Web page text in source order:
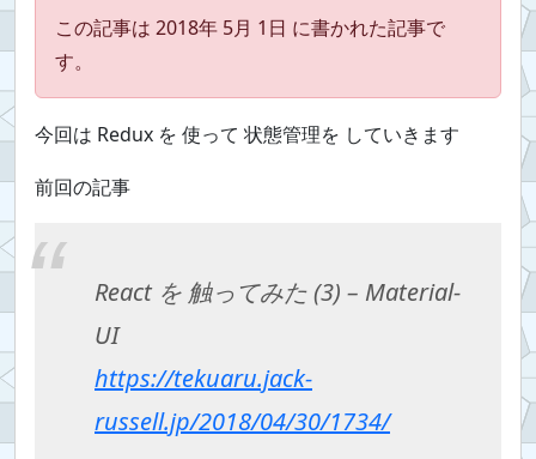
この記事は 2018年 5月 1日 に書かれた記事で
す。
今回は Redux を 使って 状態管理を していきます
前回の記事
React を 触ってみた (3) – Material-
UI
https://tekuaru.jack-
russell.jp/2018/04/30/1734/